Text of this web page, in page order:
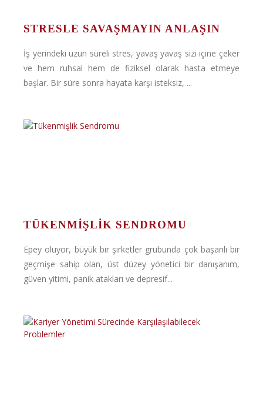
STRESLE SAVAŞMAYIN ANLAŞIN
İş yerindeki uzun süreli stres, yavaş yavaş sizi içine çeker
ve hem ruhsal hem de fiziksel olarak hasta etmeye
başlar. Bir süre sonra hayata karşı isteksiz, ...
TÜKENMIŞLIK SENDROMU
Epey oluyor, büyük bir şirketler grubunda çok başarılı bir
geçmişe sahip olan, üst düzey yönetici bir danışanım,
güven yitimi, panik atakları ve depresif...